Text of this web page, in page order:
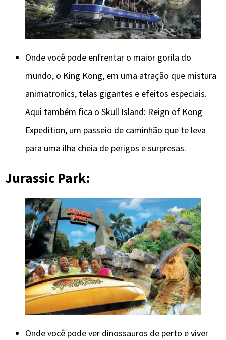
Onde você pode enfrentar o maior gorila do
mundo, o King Kong, em uma atração que mistura
animatronics, telas gigantes e efeitos especiais.
Aqui também fica o Skull Island: Reign of Kong
Expedition, um passeio de caminhão que te leva
para uma ilha cheia de perigos e surpresas.
Jurassic Park:
Onde você pode ver dinossauros de perto e viver